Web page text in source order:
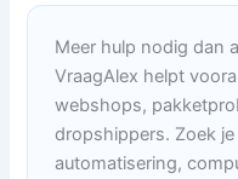
Meer hulp nodig dan
VraagAlex helpt
webshops,
dropshippers. Zoek
automatisering,